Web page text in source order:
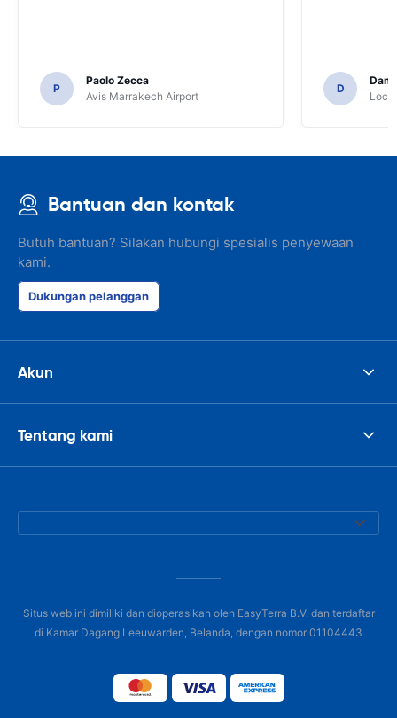
P
Paolo Zecca
Avis Marrakech Airport
D
Bantuan dan kontak
Butuh bantuan? Silakan hubungi spesialis penyewaan
kami.
Dukungan pelanggan
Akun
Tentang kami
Situs web ini dimiliki dan dioperasikan oleh EasyTerra B.V. dan terdaftar
di Kamar Dagang Leeuwarden, Belanda, dengan nomor 01104443